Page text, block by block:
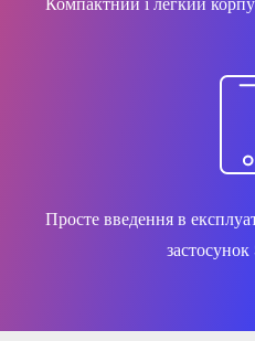
Просте введення в